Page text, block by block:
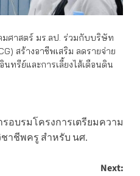
ศาสตร์ มร.ลป. ร่วมกับบริษัท
สร้างอาชีพเสริม ลดรายจ่าย
นทรีย์และการเลี้ยงไส้เดือนดิน
อบรมโครงการเตรียมความ
าชีพครู สำหรับ นศ.
Next: